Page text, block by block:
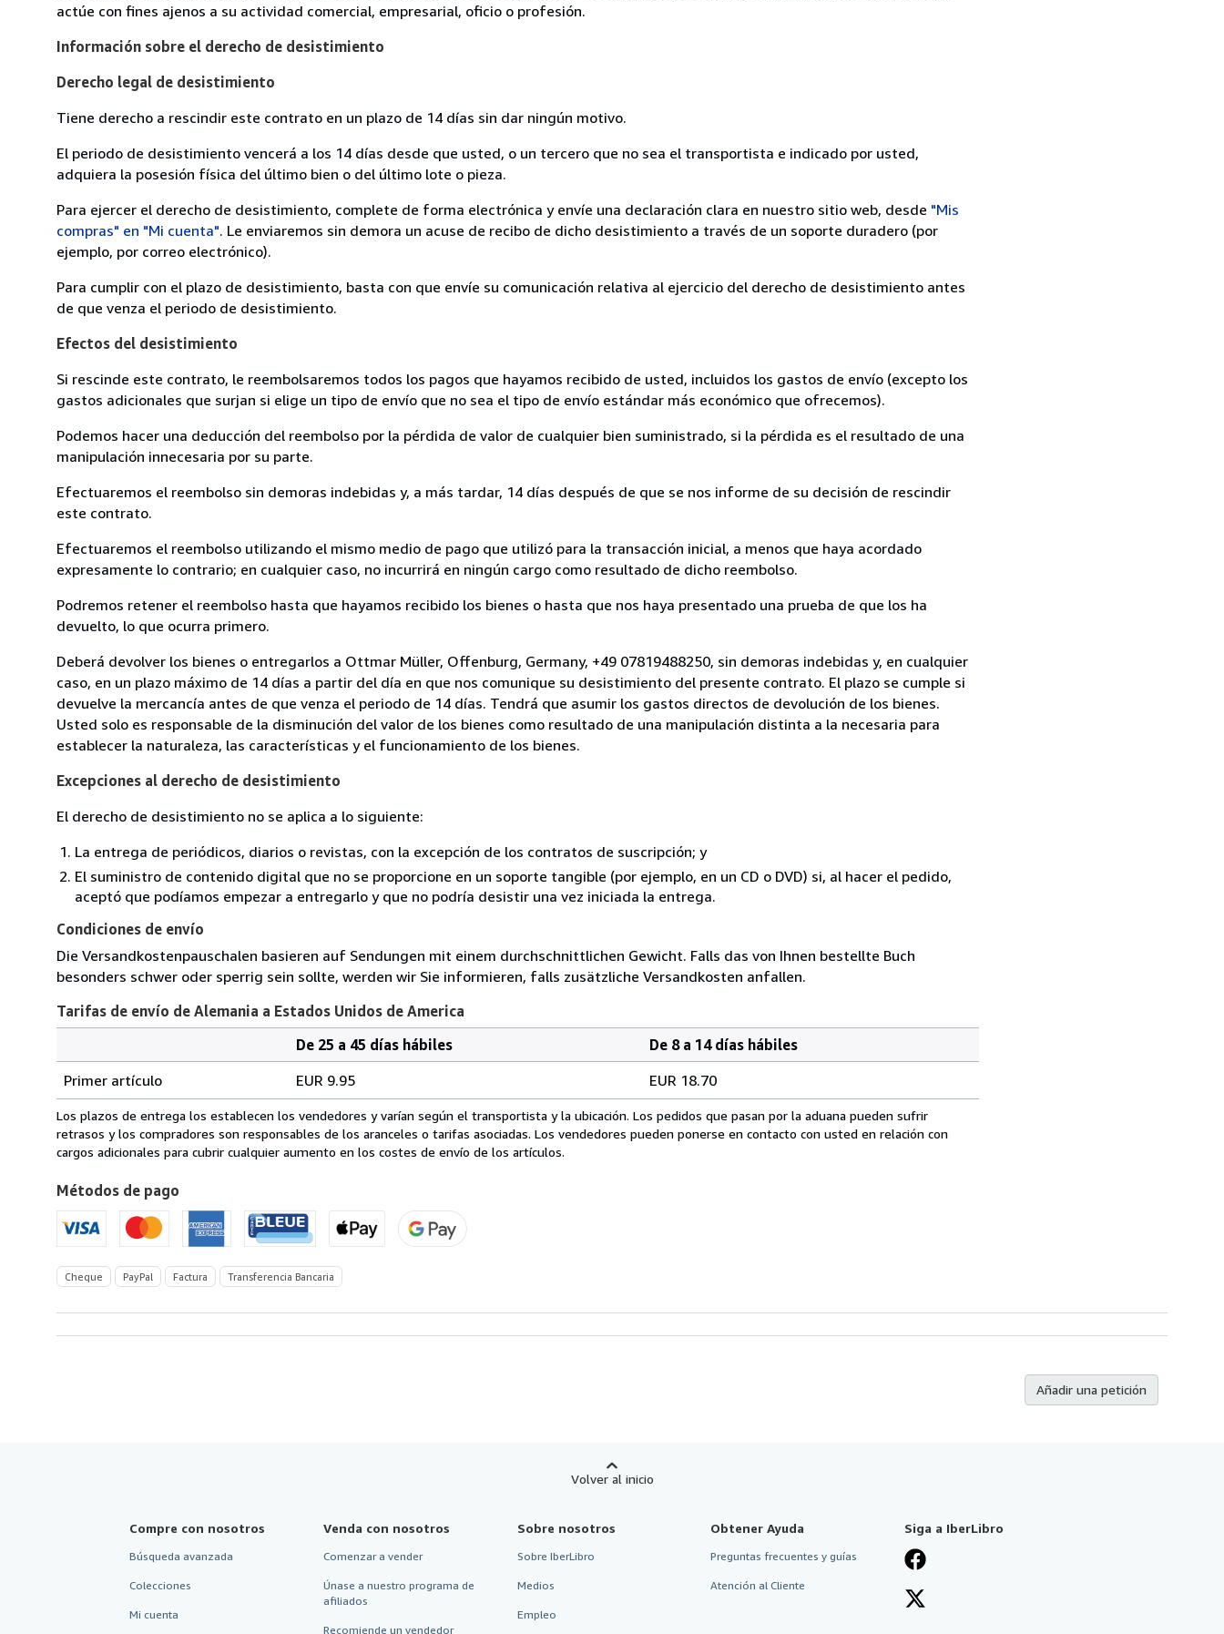
actúe con fines ajenos a su actividad comercial, empresarial, oficio o profesión.
Información sobre el derecho de desistimiento
Derecho legal de desistimiento
Tiene derecho a rescindir este contrato en un plazo de 14 días sin dar ningún motivo.
El periodo de desistimiento vencerá a los 14 días desde que usted, o un tercero que no sea el transportista e indicado por usted,
adquiera la posesión física del último bien o del último lote o pieza.
Para ejercer el derecho de desistimiento, complete de forma electrónica y envíe una declaración clara en nuestro sitio web, desde "Mis
compras" en "Mi cuenta". Le enviaremos sin demora un acuse de recibo de dicho desistimiento a través de un soporte duradero (por
ejemplo, por correo electrónico).
Para cumplir con el plazo de desistimiento, basta con que envíe su comunicación relativa al ejercicio del derecho de desistimiento antes
de que venza el periodo de desistimiento.
Efectos del desistimiento
Si rescinde este contrato, le reembolsaremos todos los pagos que hayamos recibido de usted, incluidos los gastos de envío (excepto los
gastos adicionales que surjan si elige un tipo de envío que no sea el tipo de envío estándar más económico que ofrecemos).
Podemos hacer una deducción del reembolso por la pérdida de valor de cualquier bien suministrado, si la pérdida es el resultado de una
manipulación innecesaria por su parte.
Efectuaremos el reembolso sin demoras indebidas y, a más tardar, 14 días después de que se nos informe de su decisión de rescindir
este contrato.
Efectuaremos el reembolso utilizando el mismo medio de pago que utilizó para la transacción inicial, a menos que haya acordado
expresamente lo contrario; en cualquier caso, no incurrirá en ningún cargo como resultado de dicho reembolso.
Podremos retener el reembolso hasta que hayamos recibido los bienes o hasta que nos haya presentado una prueba de que los ha
devuelto, lo que ocurra primero.
Deberá devolver los bienes o entregarlos a Ottmar Müller, Offenburg, Germany, +49 07819488250, sin demoras indebidas y, en cualquier
caso, en un plazo máximo de 14 días a partir del día en que nos comunique su desistimiento del presente contrato. El plazo se cumple si
devuelve la mercancía antes de que venza el periodo de 14 días. Tendrá que asumir los gastos directos de devolución de los bienes.
Usted solo es responsable de la disminución del valor de los bienes como resultado de una manipulación distinta a la necesaria para
establecer la naturaleza, las características y el funcionamiento de los bienes.
Excepciones al derecho de desistimiento
El derecho de desistimiento no se aplica a lo siguiente:
La entrega de periódicos, diarios o revistas, con la excepción de los contratos de suscripción; y
El suministro de contenido digital que no se proporcione en un soporte tangible (por ejemplo, en un CD o DVD) si, al hacer el pedido,
aceptó que podíamos empezar a entregarlo y que no podría desistir una vez iniciada la entrega.
Condiciones de envío
Die Versandkostenpauschalen basieren auf Sendungen mit einem durchschnittlichen Gewicht. Falls das von Ihnen bestellte Buch
besonders schwer oder sperrig sein sollte, werden wir Sie informieren, falls zusätzliche Versandkosten anfallen.
Tarifas de envío de Alemania a Estados Unidos de America
de
envío
de
Alemania
Estados
Unidos
de
America
pedido
De 25 a 45 días hábiles
De 8 a 14 días hábiles
Primer artículo
EUR 9.95 EUR 18.70
Los plazos de entrega los establecen los vendedores y varían según el transportista y la ubicación. Los pedidos que pasan por la aduana pueden sufrir
retrasos y los compradores son responsables de los aranceles o tarifas asociadas. Los vendedores pueden ponerse en contacto con usted en relación con
cargos adicionales para cubrir cualquier aumento en los costes de envío de los artículos.
Métodos de pago
Cheque PayPal Factura Transferencia Bancaria
Añadir una petición
Volver al inicio
Compre con nosotros
Búsqueda avanzada
Colecciones
Mi cuenta
Venda con nosotros
Comenzar a vender
Únase a nuestro programa de
afiliados
Recomiende un vendedor
Sobre nosotros
Sobre IberLibro
Medios
Empleo
Obtener Ayuda
Preguntas frecuentes y guías
Atención al Cliente
Siga a IberLibro